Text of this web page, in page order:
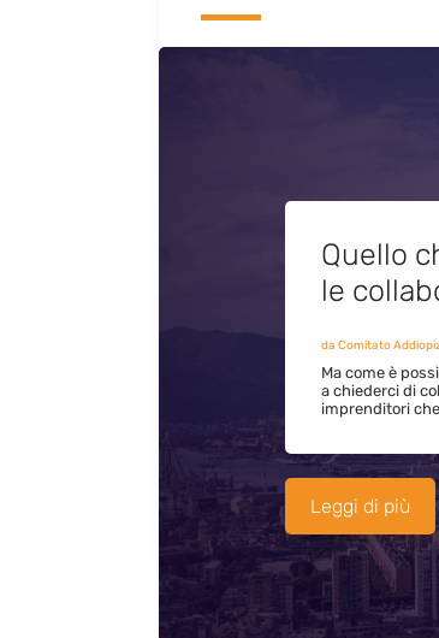
Quello
le
da Comitato
Ma come è
a chiederci di
imprenditori
Leggi di più